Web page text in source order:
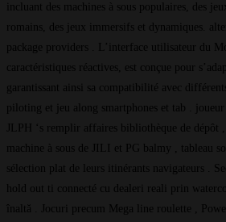
incluant des machines à sous populaires, des
romains, des jeux immersifs et dynamiques.
package providers . L’interface utilisateur du
caractéristiques réactives, est conçue pour
garantissant ainsi sa compatibilité avec
piloting et jeu along smartphones et tab .
JLPH ‘s remplir affaires bibliothèque de dépôt
machine à sous de JILI et PG balmy , tableau
sélection plat de leurs itinérants navigateurs .
hold out ti connecté cu dealeri reali prin
înaltă . Jocuri precum Mega line roulette ,